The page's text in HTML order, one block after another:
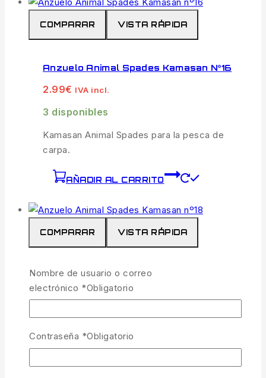
COMPARAR VISTA RÁPIDA
Anzuelo Animal Spades Kamasan Nº16
2.99€ IVA incl.
3 disponibles
Kamasan Animal Spades para la pesca de
carpa.
AÑADIR AL CARRITO
COMPARAR VISTA RÁPIDA
Anzuelo Animal Spades Kamasan Nº18
2.99€ IVA incl.
3 disponibles
Kamasan Animal Spades para la pesca de
Nombre de usuario o correo
electrónico *Obligatorio
Contraseña *Obligatorio